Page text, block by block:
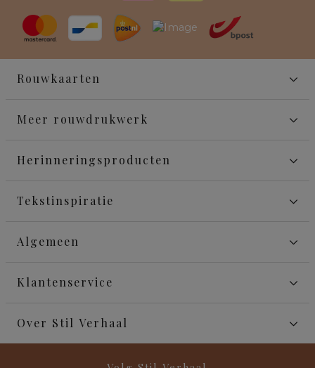
Rouwkaarten
Meer rouwdrukwerk
Herinneringsproducten
Tekstinspiratie
Algemeen
Klantenservice
Over Stil Verhaal